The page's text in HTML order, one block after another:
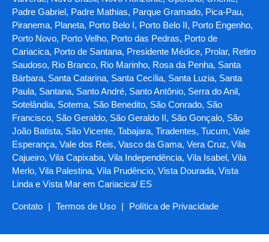
Padre Gabriel, Padre Mathias, Parque Gramado, Pica-Pau,
Piranema, Planeta, Porto Belo I, Porto Belo II, Porto Engenho,
Porto Novo, Porto Velho, Porto das Pedras, Porto de
Cariacica, Porto de Santana, Presidente Médice, Prolar, Retiro
Saudoso, Rio Branco, Rio Marinho, Rosa da Penha, Santa
Bárbara, Santa Catarina, Santa Cecília, Santa Luzia, Santa
Paula, Santana, Santo André, Santo Antônio, Serra do Anil,
Sotelândia, Sotema, São Benedito, São Conrado, São
Francisco, São Geraldo, São Geraldo II, São Gonçalo, São
João Batista, São Vicente, Tabajara, Tiradentes, Tucum, Vale
Esperança, Vale dos Reis, Vasco da Gama, Vera Cruz, Vila
Cajueiro, Vila Capixaba, Vila Independência, Vila Isabel, Vila
Merlo, Vila Palestina, Vila Prudêncio, Vista Dourada, Vista
Linda e Vista Mar em Cariacica/ ES
Contato | Termos de Uso | Política de Privacidade